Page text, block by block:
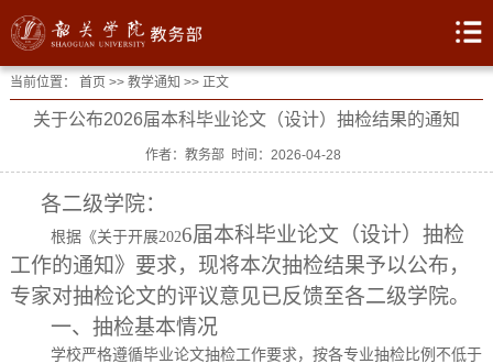
当前位置： 首页 >> 教学通知 >> 正文
关于公布2026届本科毕业论文（设计）抽检结果的通知
作者：教务部 时间：2026-04-28
各二级学院：
根据《关于开展2026届本科毕业论文（设计）抽检
工作的通知》要求，现将本次抽检结果予以公布，
专家对抽检论文的评议意见已反馈至各二级学院。
一、 抽检基本情况
学校严格遵循毕业论文抽检工作要求，按各专业抽检比例不低于